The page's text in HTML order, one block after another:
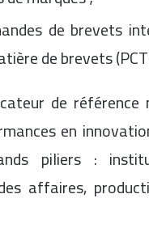
de brevets
de brevets
de
en
piliers :
affaires,